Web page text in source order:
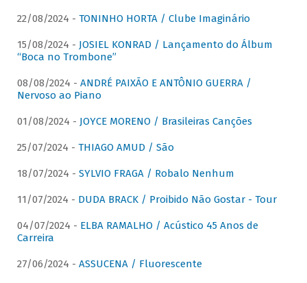
22/08/2024 - TONINHO HORTA / Clube Imaginário
15/08/2024 - JOSIEL KONRAD / Lançamento do Álbum
“Boca no Trombone”
08/08/2024 - ANDRÉ PAIXÃO E ANTÔNIO GUERRA /
Nervoso ao Piano
01/08/2024 - JOYCE MORENO / Brasileiras Canções
25/07/2024 - THIAGO AMUD / São
18/07/2024 - SYLVIO FRAGA / Robalo Nenhum
11/07/2024 - DUDA BRACK / Proibido Não Gostar - Tour
04/07/2024 - ELBA RAMALHO / Acústico 45 Anos de
Carreira
27/06/2024 - ASSUCENA / Fluorescente